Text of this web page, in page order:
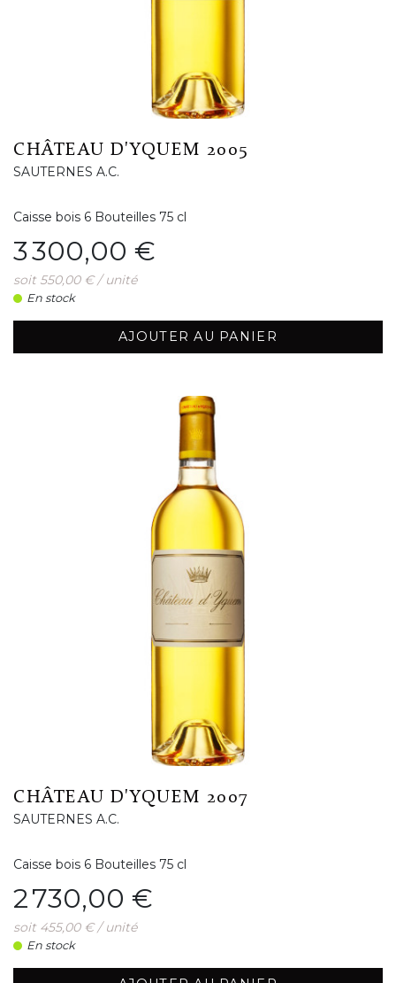
CHÂTEAU D'YQUEM 2005
SAUTERNES A.C.
Caisse bois 6 Bouteilles 75 cl
Prix
3 300,00 €
soit 550,00 € / unité
En stock
AJOUTER AU PANIER
CHÂTEAU D'YQUEM 2007
SAUTERNES A.C.
Caisse bois 6 Bouteilles 75 cl
Prix
2 730,00 €
soit 455,00 € / unité
En stock